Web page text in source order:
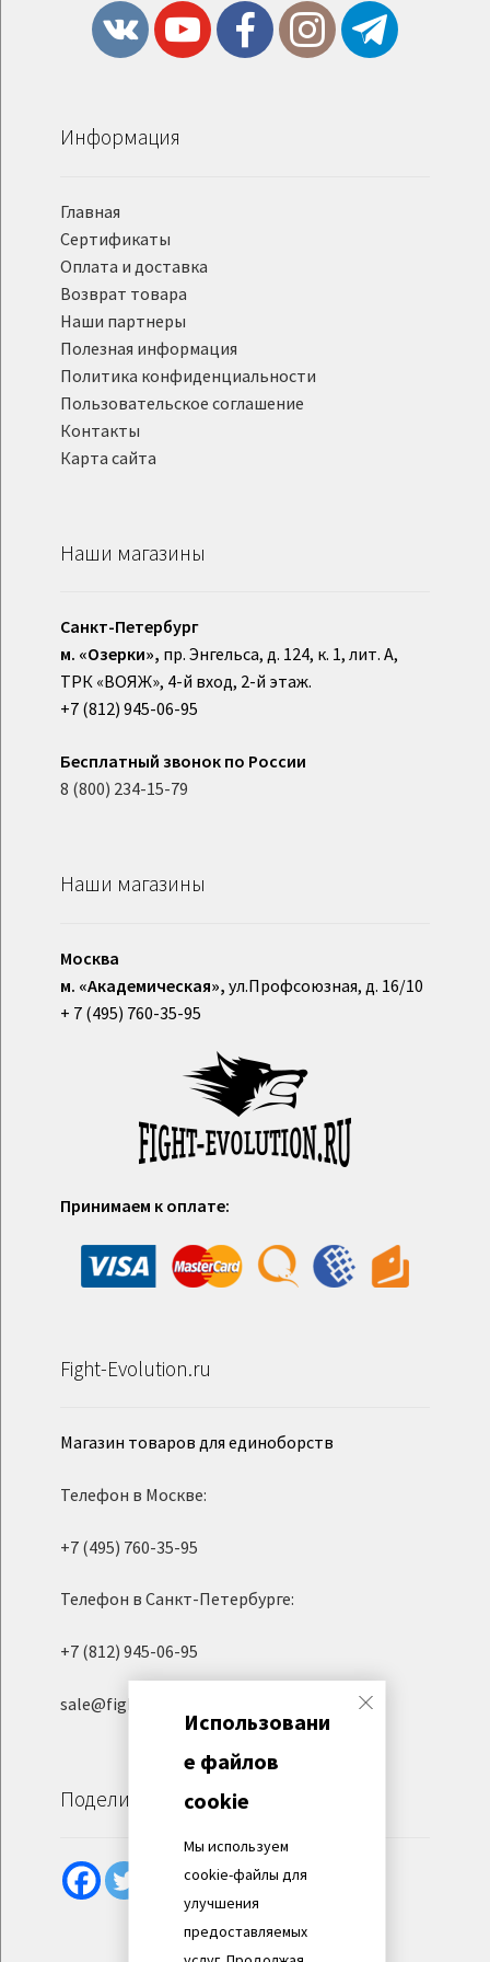
Информация
Главная
Сертификаты
Оплата и доставка
Возврат товара
Наши партнеры
Полезная информация
Политика конфиденциальности
Пользовательское соглашение
Контакты
Карта сайта
Наши магазины
Санкт-Петербург
м. «Озерки», пр. Энгельса, д. 124, к. 1, лит. А,
ТРК «ВОЯЖ», 4-й вход, 2-й этаж.
+7 (812) 945-06-95
Бесплатный звонок по России
8 (800) 234-15-79
Наши магазины
Москва
м. «Академическая», ул.Профсоюзная, д. 16/10
+ 7 (495) 760-35-95
Принимаем к оплате:
Fight-Evolution.ru
Магазин товаров для единоборств
Телефон в Москве:
+7 (495) 760-35-95
Телефон в Санкт-Петербурге:
+7 (812) 945-06-95
sale@fight-evolution.ru
Поделиться
Использовани
е файлов
cookie
Мы используем
cookie-файлы для
улучшения
предоставляемых